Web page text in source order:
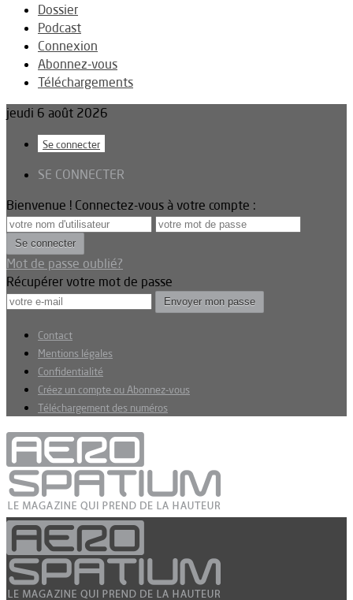
Dossier
Podcast
Connexion
Abonnez-vous
Téléchargements
jeudi 6 août 2026
Se connecter
SE CONNECTER
Bienvenue ! Connectez-vous à votre compte :
Mot de passe oublié?
Récupérer votre mot de passe
Contact
Mentions légales
Confidentialité
Créez un compte ou Abonnez-vous
Téléchargement des numéros